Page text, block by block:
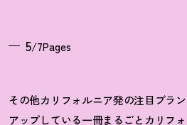
5/7Pages
その他カリフォルニア発の注目ブラ
アップしている一冊まるごとカリフ